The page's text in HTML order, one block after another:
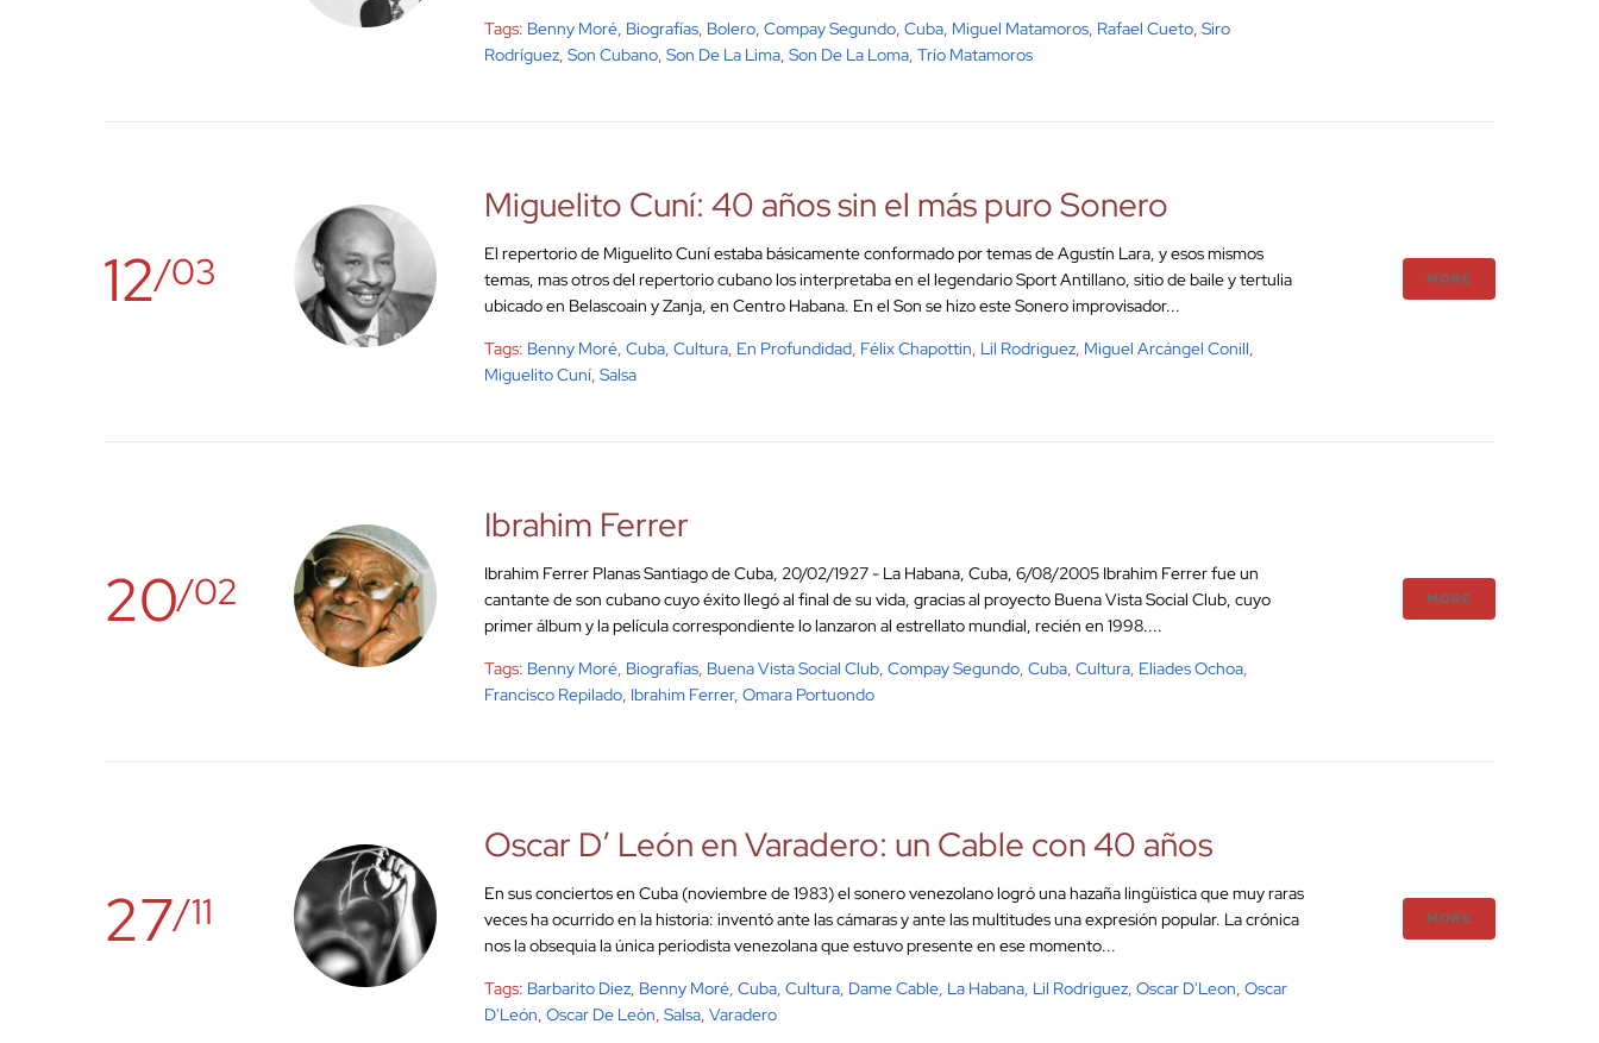
Tags: Benny Moré, Biografías, Bolero, Compay Segundo, Cuba, Miguel Matamoros, Rafael Cueto, Siro
Rodríguez, Son Cubano, Son De La Lima, Son De La Loma, Trío Matamoros
12/03
Miguelito Cuní: 40 años sin el más puro Sonero
El repertorio de Miguelito Cuní estaba básicamente conformado por temas de Agustín Lara, y esos mismos
temas, mas otros del repertorio cubano los interpretaba en el legendario Sport Antillano, sitio de baile y tertulia
ubicado en Belascoain y Zanja, en Centro Habana. En el Son se hizo este Sonero improvisador...
Tags: Benny Moré, Cuba, Cultura, En Profundidad, Félix Chapottin, Lil Rodriguez, Miguel Arcángel Conill,
Miguelito Cuní, Salsa
MORE
20/02
Ibrahim Ferrer
Ibrahim Ferrer Planas Santiago de Cuba, 20/02/1927 - La Habana, Cuba, 6/08/2005 Ibrahim Ferrer fue un
cantante de son cubano cuyo éxito llegó al final de su vida, gracias al proyecto Buena Vista Social Club, cuyo
primer álbum y la película correspondiente lo lanzaron al estrellato mundial, recién en 1998....
Tags: Benny Moré, Biografías, Buena Vista Social Club, Compay Segundo, Cuba, Cultura, Eliades Ochoa,
Francisco Repilado, Ibrahim Ferrer, Omara Portuondo
MORE
27/11
Oscar D’ León en Varadero: un Cable con 40 años
En sus conciertos en Cuba (noviembre de 1983) el sonero venezolano logró una hazaña lingüística que muy raras
veces ha ocurrido en la historia: inventó ante las cámaras y ante las multitudes una expresión popular. La crónica
nos la obsequia la única periodista venezolana que estuvo presente en ese momento...
Tags: Barbarito Diez, Benny Moré, Cuba, Cultura, Dame Cable, La Habana, Lil Rodriguez, Oscar D'Leon, Oscar
D'León, Oscar De León, Salsa, Varadero
MORE